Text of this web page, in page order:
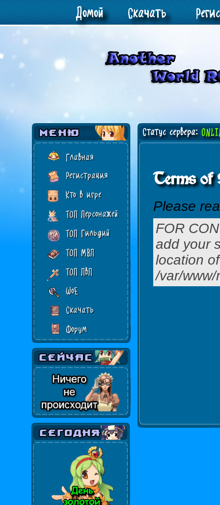
Домой Скачать
Главная
Регистрация
Кто в игре
ТОП Персонажей
ТОП Гильдий
ТОП МВП
ТОП ПвП
WoE
Скачать
Форум
Статус сервера:
Terms of
Please
FOR
add your
location
/var/